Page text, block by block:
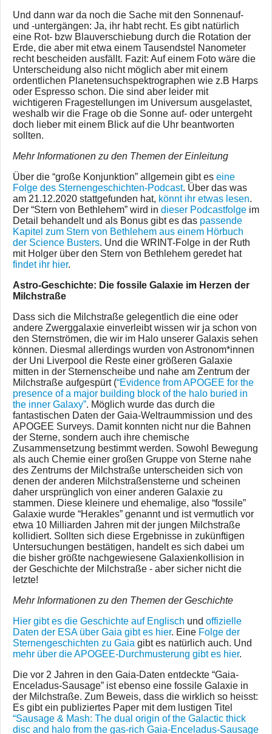
Und dann war da noch die Sache mit den Sonnenauf-
und -untergängen: Ja, ihr habt recht. Es gibt natürlich
eine Rot- bzw Blauverschiebung durch die Rotation der
Erde, die aber mit etwa einem Tausendstel Nanometer
recht bescheiden ausfällt. Fazit: Auf einem Foto wäre die
Unterscheidung also nicht möglich aber mit einem
ordentlichen Planetensuchspektrographen wie z.B Harps
oder Espresso schon. Die sind aber leider mit
wichtigeren Fragestellungen im Universum ausgelastet,
weshalb wir die Frage ob die Sonne auf- oder untergeht
doch lieber mit einem Blick auf die Uhr beantworten
sollten.
Mehr Informationen zu den Themen der Einleitung
Über die “große Konjunktion” allgemein gibt es eine
Folge des Sternengeschichten-Podcast. Über das was
am 21.12.2020 stattgefunden hat, könnt ihr etwas lesen.
Der “Stern von Bethlehem” wird in dieser Podcastfolge im
Detail behandelt und als Bonus gibt es das passende
Kapitel zum Stern von Bethlehem aus einem Hörbuch
der Science Busters. Und die WRINT-Folge in der Ruth
mit Holger über den Stern von Bethlehem geredet hat
findet ihr hier.
Astro-Geschichte: Die fossile Galaxie im Herzen der
Milchstraße
Dass sich die Milchstraße gelegentlich die eine oder
andere Zwerggalaxie einverleibt wissen wir ja schon von
den Sternströmen, die wir im Halo unserer Galaxis sehen
können. Diesmal allerdings wurden von Astronom*innen
der Uni Liverpool die Reste einer größeren Galaxie
mitten in der Sternenscheibe und nahe am Zentrum der
Milchstraße aufgespürt (“Evidence from APOGEE for the
presence of a major building block of the halo buried in
the inner Galaxy”. Möglich wurde das durch die
fantastischen Daten der Gaia-Weltraummission und des
APOGEE Surveys. Damit konnten nicht nur die Bahnen
der Sterne, sondern auch ihre chemische
Zusammensetzung bestimmt werden. Sowohl Bewegung
als auch Chemie einer großen Gruppe von Sterne nahe
des Zentrums der Milchstraße unterscheiden sich von
denen der anderen Milchstraßensterne und scheinen
daher ursprünglich von einer anderen Galaxie zu
stammen. Diese kleinere und ehemalige, also “fossile”
Galaxie wurde “Herakles” genannt und ist vermutlich vor
etwa 10 Milliarden Jahren mit der jungen Milchstraße
kollidiert. Sollten sich diese Ergebnisse in zukünftigen
Untersuchungen bestätigen, handelt es sich dabei um
die bisher größte nachgewiesene Galaxienkollision in
der Geschichte der Milchstraße - aber sicher nicht die
letzte!
Mehr Informationen zu den Themen der Geschichte
Hier gibt es die Geschichte auf Englisch und offizielle
Daten der ESA über Gaia gibt es hier. Eine Folge der
Sternengeschichten zu Gaia gibt es natürlich auch. Und
mehr über die APOGEE-Durchmusterung gibt es hier.
Die vor 2 Jahren in den Gaia-Daten entdeckte “Gaia-
Enceladus-Sausage” ist ebenso eine fossile Galaxie in
der Milchstraße. Zum Beweis, dass die wirklich so heisst:
Es gibt ein publiziertes Paper mit dem lustigen Titel
“Sausage & Mash: The dual origin of the Galactic thick
disc and halo from the gas-rich Gaia-Enceladus-Sausage